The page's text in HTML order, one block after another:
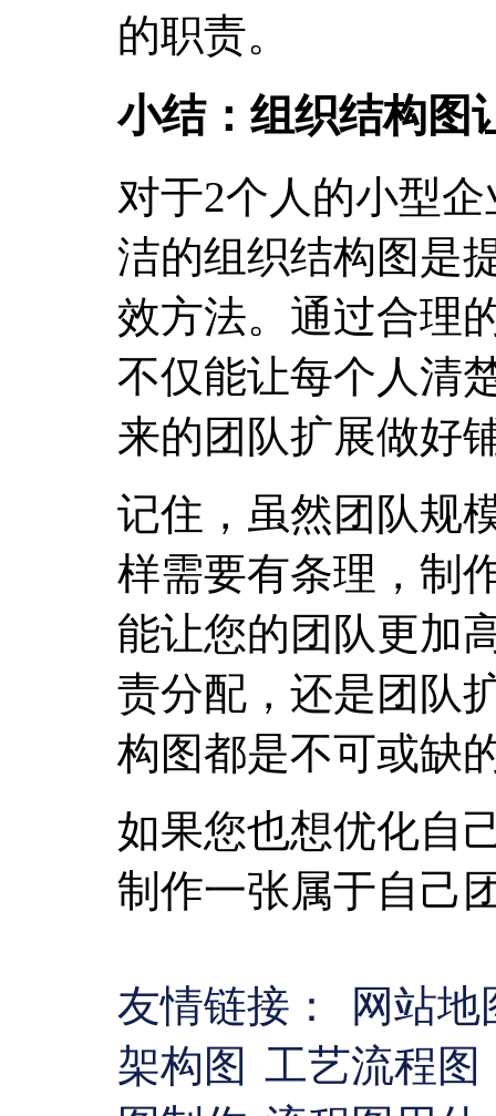
的职责。
小结：组织结构图
对于2个人的小型
洁的组织结构图是
效方法。通过合理
不仅能让每个人清
来的团队扩展做好
记住，虽然团队规
样需要有条理，制
能让您的团队更加
责分配，还是团队
构图都是不可或缺
如果您也想优化自
制作一张属于自己
友情链接：
网站
架构图 工艺流程图